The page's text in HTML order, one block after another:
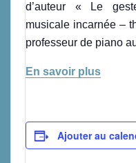
d’auteur « Le
musicale incarnée –
professeur de piano
En savoir plus
Ajouter au